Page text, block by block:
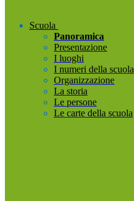
Scuola
Panoramica
Presentazione
I luoghi
I numeri della scuola
Organizzazione
La storia
Le persone
Le carte della scuola